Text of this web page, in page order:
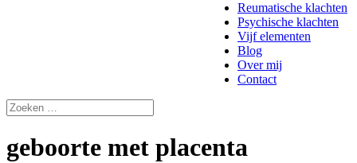
Reumatische klachten
Psychische klachten
Vijf elementen
Blog
Over mij
Contact
geboorte met placenta